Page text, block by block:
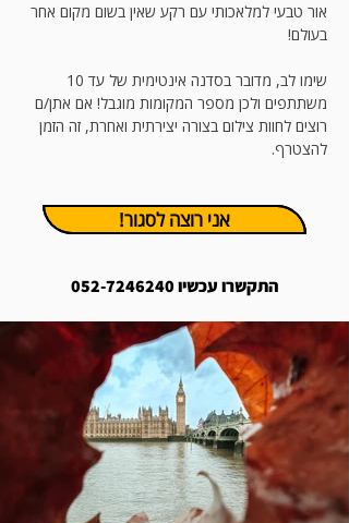
אור טבעי למלאכותי עם רקע שאין בשום מקום אחר
בעולם!
שימו לב, מדובר בסדנה אינטימית של עד 10
משתתפים ולכן מספר המקומות מוגבל! אם אתן/ם
רוצים לחוות צילום בצורה יצירתית ואחרת, זה הזמן
להצטרף.
!אני רוצה לסגור
התקשרו עכשיו052-7246240